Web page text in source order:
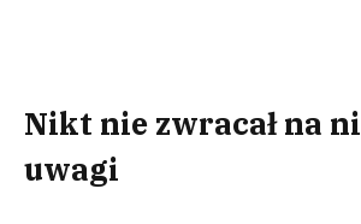
Nikt nie zwracał na
uwagi